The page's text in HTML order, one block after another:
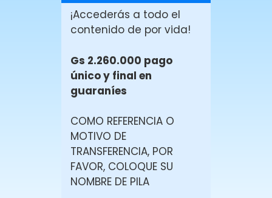
¡Accederás a todo el
contenido de por vida!
Gs 2.260.000 pago
único y final en
guaraníes
COMO REFERENCIA O
MOTIVO DE
TRANSFERENCIA, POR
FAVOR, COLOQUE SU
NOMBRE DE PILA